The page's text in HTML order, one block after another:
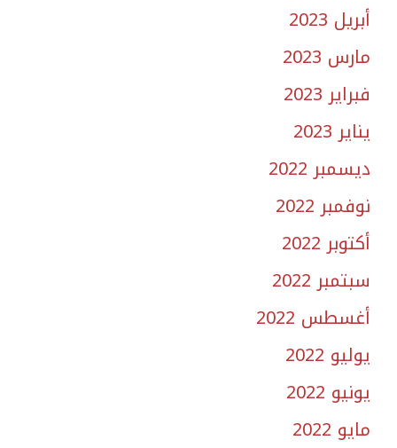
أبريل 2023
مارس 2023
فبراير 2023
يناير 2023
ديسمبر 2022
نوفمبر 2022
أكتوبر 2022
سبتمبر 2022
أغسطس 2022
يوليو 2022
يونيو 2022
مايو 2022